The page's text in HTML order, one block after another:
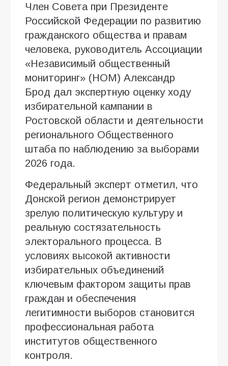
Член Совета при Президенте
Российской Федерации по развитию
гражданского общества и правам
человека, руководитель Ассоциации
«Независимый общественный
мониторинг» (НОМ) Александр
Брод дал экспертную оценку ходу
избирательной кампании в
Ростовской области и деятельности
регионального Общественного
штаба по наблюдению за выборами
2026 года.
Федеральный эксперт отметил, что
Донской регион демонстрирует
зрелую политическую культуру и
реальную состязательность
электорального процесса. В
условиях высокой активности
избирательных объединений
ключевым фактором защиты прав
граждан и обеспечения
легитимности выборов становится
профессиональная работа
институтов общественного
контроля.